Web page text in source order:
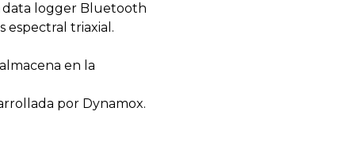
data logger Bluetooth
espectral triaxial.
en la
por Dynamox.